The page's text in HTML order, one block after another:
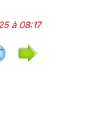
à 08:17